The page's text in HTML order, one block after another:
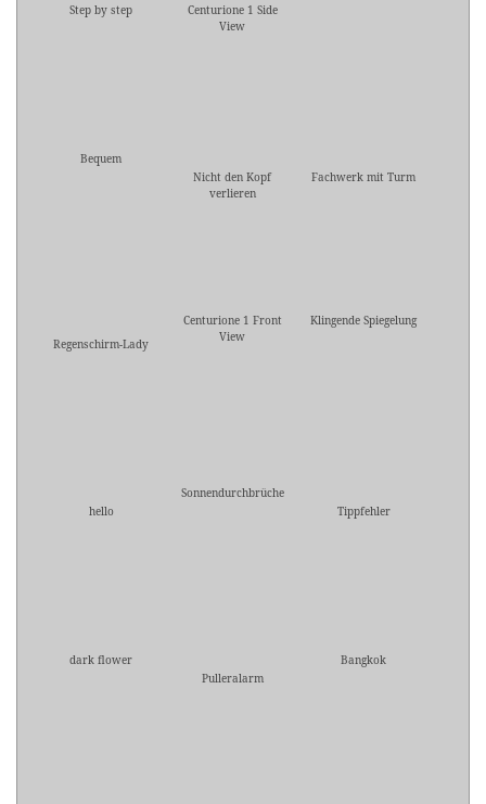
Step by step
Centurione 1 Side
View
Bequem
Nicht den Kopf
verlieren
Fachwerk mit Turm
Regenschirm-Lady
Centurione 1 Front
View
Klingende Spiegelung
hello
Sonnendurchbrüche
Tippfehler
dark flower
Pulleralarm
Bangkok